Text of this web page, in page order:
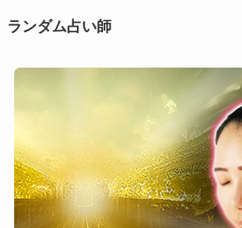
ン
ランダム占い師